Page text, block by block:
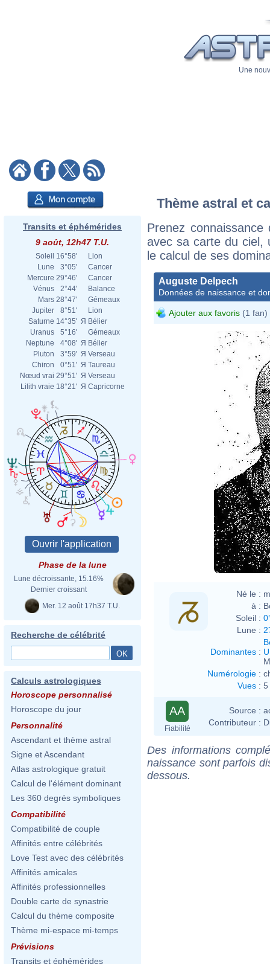
Une
Transits et éphémérides
9 août, 12h47 T.U.
Soleil 16°58'
Lion
Lune
3°05'
Cancer
Mercure 29°46'
Cancer
Vénus
2°44'
Balance
Mars 28°47'
Gémeaux
Jupiter
8°51'
Lion
Saturne 14°35' Я Bélier
Uranus
5°16'
Gémeaux
Neptune
4°08' Я Bélier
Pluton
3°59' Я Verseau
Chiron
0°51' Я Taureau
Nœud vrai 29°51' Я Verseau
Lilith vraie 18°21' Я Capricorne
Phase de la lune
Lune décroissante, 15.16%
Dernier croissant
Mer. 12 août 17h37 T.U.
Recherche de célébrité
Calculs astrologiques
Horoscope personnalisé
Horoscope du jour
Personnalité
Ascendant et thème astral
Signe et Ascendant
Atlas astrologique gratuit
Calcul de l'élément dominant
Les 360 degrés symboliques
Compatibilité
Compatibilité de couple
Affinités entre célébrités
Love Test avec des célébrités
Affinités amicales
Affinités professionnelles
Double carte de synastrie
Calcul du thème composite
Thème mi-espace mi-temps
Prévisions
Transits et éphémérides
Thème astral et
Prenez
avec sa carte du ciel,
le calcul de ses
Auguste Delpech
Données de naissance et
Ajouter aux favoris (1 fan)
Né le :
à :
Soleil :
Lune :
Dominantes :
Numérologie :
Vues : 5
AA
Fiabilité
Source :
Contributeur :
Des informations
naissance sont parfois
dessous.